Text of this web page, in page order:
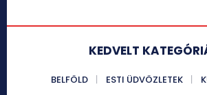
KEDVELT
BELFÖLD ESTI ÜDVÖZLETEK